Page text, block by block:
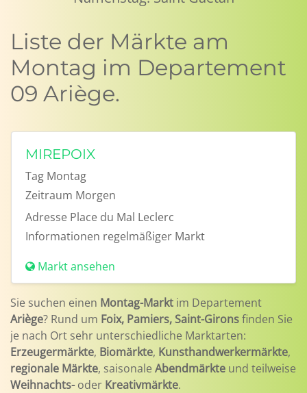
Liste der Märkte am
Montag im Departement
09 Ariège.
MIREPOIX
Tag Montag
Zeitraum Morgen
Adresse Place du Mal Leclerc
Informationen regelmäßiger Markt
Markt ansehen
Sie suchen einen Montag-Markt im Departement
Ariège? Rund um Foix, Pamiers, Saint-Gironsfinden Sie
je nach Ort sehr unterschiedliche Marktarten:
Erzeugermärkte, Biomärkte, Kunsthandwerkermärkte,
regionale Märkte, saisonale Abendmärkte und teilweise
Weihnachts-oder Kreativmärkte.